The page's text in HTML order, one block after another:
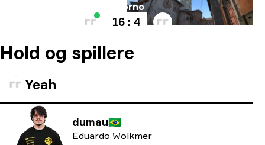
Inferno
16 : 4
Hold og spillere
Yeah
dumau🇧🇷
Eduardo Wolkmer